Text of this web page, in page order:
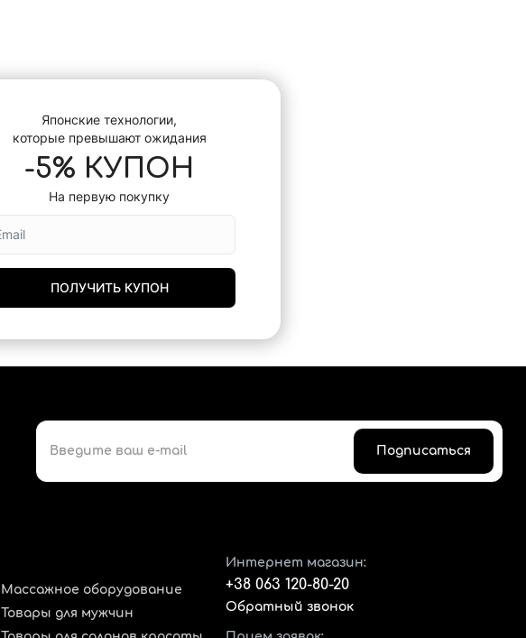
Японские технологии,
которые превышают ожидания
-5% КУПОН
На первую покупку
ПОЛУЧИТЬ КУПОН
Подписаться
Массажное оборудование
Товары для мужчин
Интернет магазин:
+38 063 120-80-20
Обратный звонок